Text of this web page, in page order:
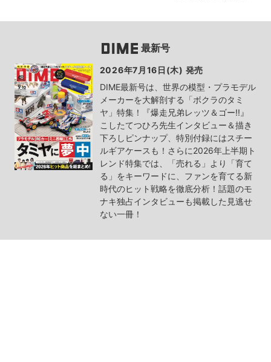
最新号
2026年7月16日(木) 発売
DIME最新号は、世界の模型・プラモデル
メーカーを大解剖する「ボクラのタミ
ヤ」特集！『爆走兄弟レッツ＆ゴー!!』
こしたてつひろ先生インタビュー＆描き
下ろしピンナップ、特別付録にはスチー
ルギアケースも！さらに2026年上半期ト
レンド特集では、「売れる」より「育て
る」をキーワードに、ファンを育てる新
時代のヒット戦略を徹底分析！話題のモ
ナキ独占インタビューも掲載した見逃せ
ない一冊！